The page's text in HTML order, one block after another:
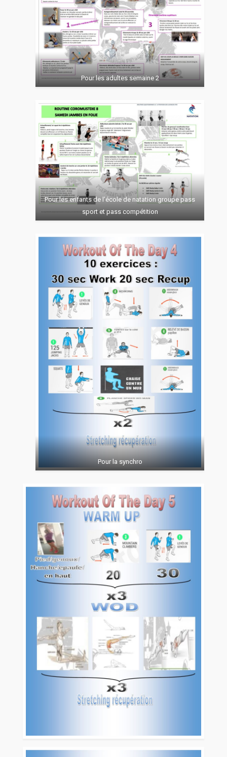
Pour les adultes semaine 2
Pour les enfants de l’école de natation groupe pass
sport et pass compétition
Pour la synchro